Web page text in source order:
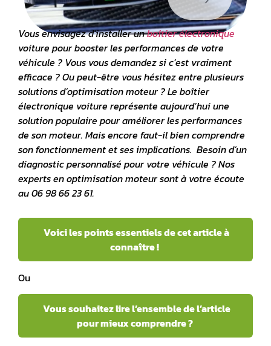
Vous envisagez d’installer unboîtier électronique
voiture pour booster les performances de votre
véhicule ? Vous vous demandez si c’est vraiment
efficace ? Ou peut-être vous hésitez entre plusieurs
solutions d’optimisation moteur ? Le boîtier
électronique voiture représente aujourd’hui une
solution populaire pour améliorer les performances
de son moteur. Mais encore faut-il bien comprendre
son fonctionnement et ses implications. Besoin d’un
diagnostic personnalisé pour votre véhicule ? Nos
experts enoptimisation moteursont à votre écoute
au 06 98 66 23 61.
Voici les points essentiels de cet article à
connaître !
Ou
Vous souhaitez lire l’ensemble de l’article
pour mieux comprendre ?